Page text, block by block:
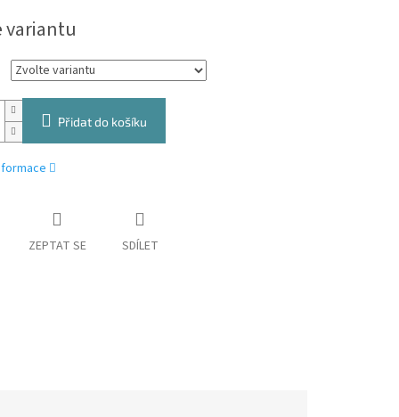
variantu
Přidat do košíku
ZEPTAT SE SDÍLET